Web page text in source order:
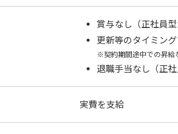
賞与なし（正社員型
更新等のタイミン
※契約期間途中での昇給
退職手当なし（正社
実費を支給